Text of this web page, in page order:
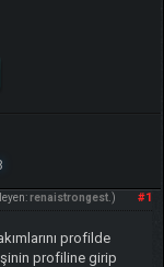
#1
renaistrongest.)
profilde
profiline girip